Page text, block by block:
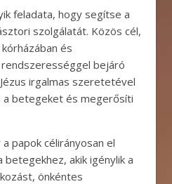
feladata, hogy segítse a
szolgálatát. Közös cél,
és
bejáró
irgalmas szeretetével
a betegeket és megerősíti
papok célirányosan el
betegekhez, akik igénylik a
önkéntes